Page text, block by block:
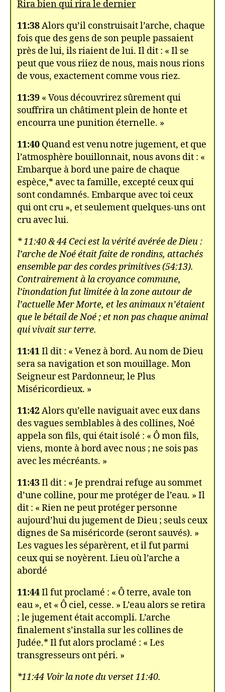
Rira bien qui rira le dernier
11:38Alors qu’il construisait l’arche, chaque
fois que des gens de son peuple passaient
près de lui, ils riaient de lui. Il dit : « Il se
peut que vous riiez de nous, mais nous rions
de vous, exactement comme vous riez.
11:39 « Vous découvrirez sûrement qui
souffrira un châtiment plein de honte et
encourra une punition éternelle. »
11:40 Quand est venu notre jugement, et que
l’atmosphère bouillonnait, nous avons dit : «
Embarque à bord une paire de chaque
espèce,* avec ta famille, excepté ceux qui
sont condamnés. Embarque avec toi ceux
qui ont cru », et seulement quelques-uns ont
cru avec lui.
* 11:40 & 44 Ceci est la vérité avérée de Dieu :
l’arche de Noé était faite de rondins, attachés
ensemble par des cordes primitives (54:13).
Contrairement à la croyance commune,
l’inondation fut limitée à la zone autour de
l’actuelle Mer Morte, et les animaux n’étaient
que le bétail de Noé ; et non pas chaque animal
qui vivait sur terre.
11:41Il dit : « Venez à bord. Au nom de Dieu
sera sa navigation et son mouillage. Mon
Seigneur est Pardonneur, le Plus
Miséricordieux. »
11:42Alors qu’elle naviguait avec eux dans
des vagues semblables à des collines, Noé
appela son fils, qui était isolé : « Ô mon fils,
viens, monte à bord avec nous ; ne sois pas
avec les mécréants. »
11:43Il dit : « Je prendrai refuge au sommet
d’une colline, pour me protéger de l’eau. » Il
dit : « Rien ne peut protéger personne
aujourd’hui du jugement de Dieu ; seuls ceux
dignes de Sa miséricorde (seront sauvés). »
Les vagues les séparèrent, et il fut parmi
ceux qui se noyèrent. Lieu où l’arche a
abordé
11:44Il fut proclamé : « Ô terre, avale ton
eau », et « Ô ciel, cesse. » L’eau alors se retira
; le jugement était accompli. L’arche
finalement s’installa sur les collines de
Judée.* Il fut alors proclamé : « Les
transgresseurs ont péri. »
*11:44 Voir la note du verset 11:40.